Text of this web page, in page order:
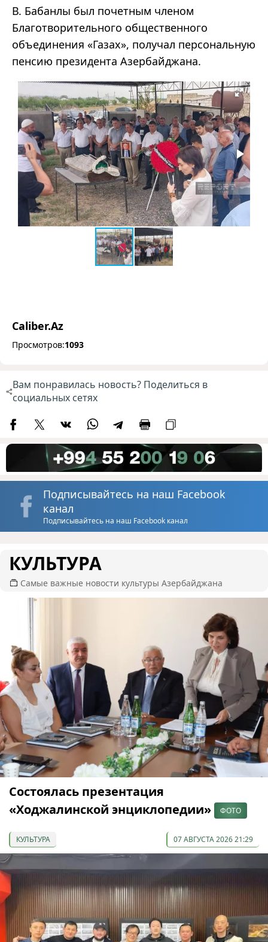
В. Бабанлы был почетным членом
Благотворительного общественного
объединения «Газах», получал персональную
пенсию президента Азербайджана.
Caliber.Az
Просмотров:1093
Вам понравилась новость? Поделиться в
социальных сетях
Подписывайтесь на наш Facebook
канал
Подписывайтесь на наш Facebook канал
КУЛЬТУРА
Самые важные новости культуры Азербайджана
Состоялась презентация
«Ходжалинской энциклопедии»
ФОТО
КУЛЬТУРА 07 АВГУСТА 2026 21:29